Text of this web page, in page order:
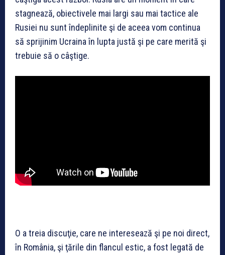
stagnează, obiectivele mai largi sau mai tactice ale
Rusiei nu sunt îndeplinite şi de aceea vom continua
să sprijinim Ucraina în lupta justă şi pe care merită şi
trebuie să o câştige.
O a treia discuţie, care ne interesează şi pe noi direct,
în România, şi ţările din flancul estic, a fost legată de